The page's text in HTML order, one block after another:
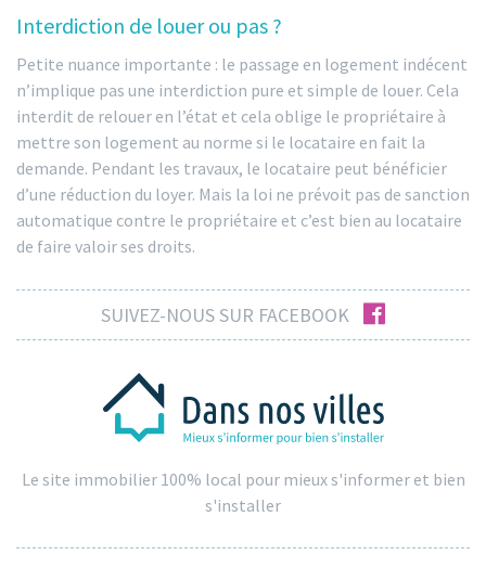
Interdiction de louer ou pas ?
Petite nuance importante : le passage en logement indécent
n’implique pas une interdiction pure et simple de louer. Cela
interdit de relouer en l’état et cela oblige le propriétaire à
mettre son logement au norme si le locataire en fait la
demande. Pendant les travaux, le locataire peut bénéficier
d’une réduction du loyer. Mais la loi ne prévoit pas de sanction
automatique contre le propriétaire et c’est bien au locataire
de faire valoir ses droits.
SUIVEZ-NOUS SUR FACEBOOK facebook
Le site immobilier 100% local pour mieux s'informer et bien
s'installer